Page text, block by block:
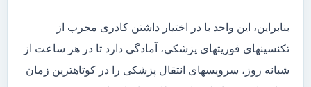
بنابراین، این واحد با در اختیار داشتن کادری مجرب از
تکنسینهای فوریتهای پزشکی، آمادگی دارد تا در هر ساعت از
شبانه روز، سرویسهای انتقال پزشکی را در کوتاهترین زمان